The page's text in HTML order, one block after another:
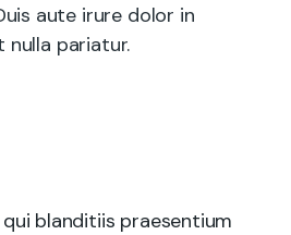
aute irure dolor in
pariatur.
blanditiis praesentium